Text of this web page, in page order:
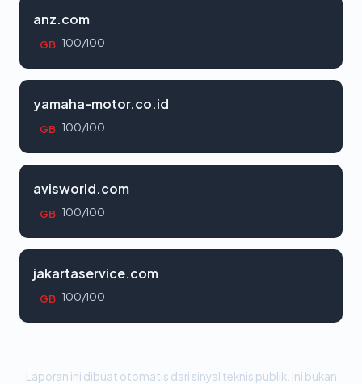
anz.com
GB 100/100
yamaha-motor.co.id
GB 100/100
avisworld.com
GB 100/100
jakartaservice.com
GB 100/100
Laporan ini dibuat otomatis dari sinyal teknis publik. Ini bukan